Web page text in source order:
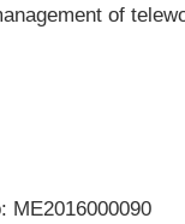
of
ME2016000090